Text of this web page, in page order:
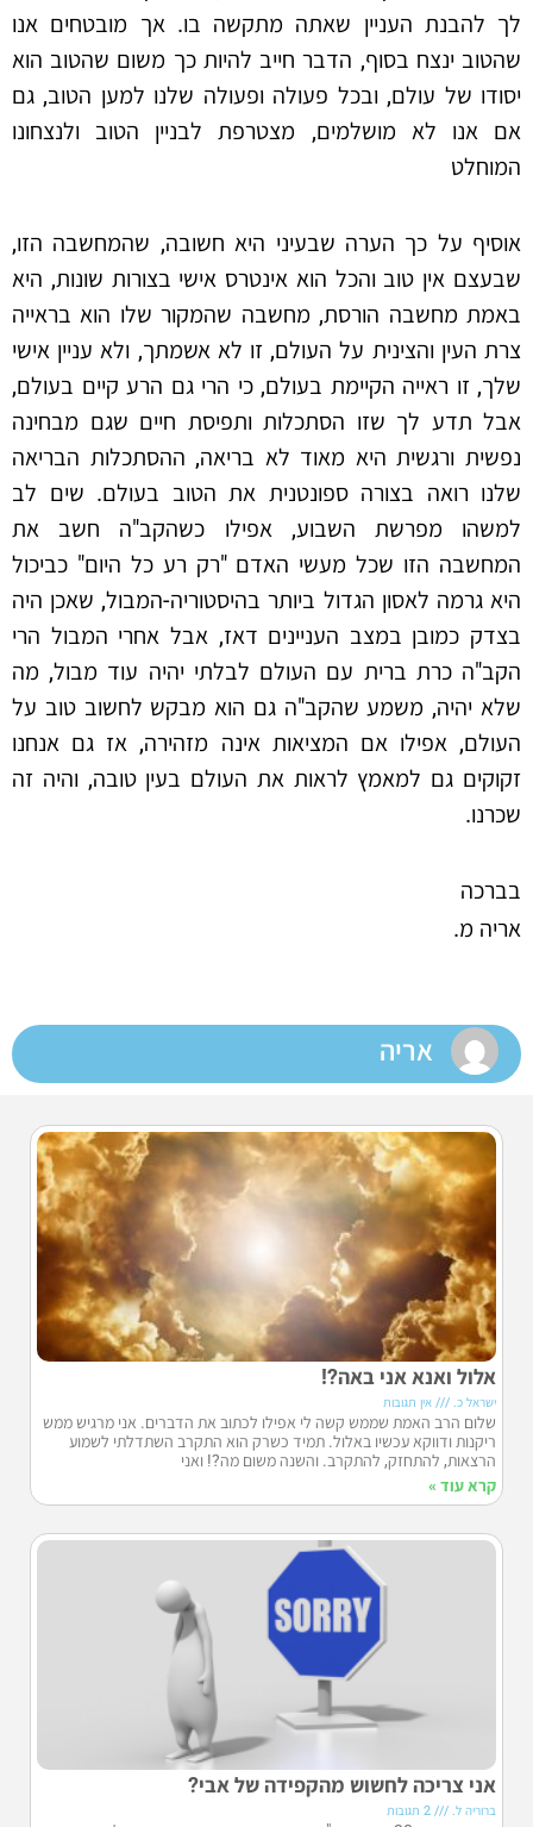
לך להבנת העניין שאתה מתקשה בו. אך מובטחים אנו
שהטוב ינצח בסוף, הדבר חייב להיות כך משום שהטוב הוא
יסודו של עולם, ובכל פעולה ופעולה שלנו למען הטוב, גם
אם אנו לא מושלמים, מצטרפת לבניין הטוב ולנצחונו
המוחלט
אוסיף על כך הערה שבעיני היא חשובה, שהמחשבה הזו,
שבעצם אין טוב והכל הוא אינטרס אישי בצורות שונות, היא
באמת מחשבה הורסת, מחשבה שהמקור שלו הוא בראייה
צרת העין והצינית על העולם, זו לא אשמתך, ולא עניין אישי
שלך, זו ראייה הקיימת בעולם, כי הרי גם הרע קיים בעולם,
אבל תדע לך שזו הסתכלות ותפיסת חיים שגם מבחינה
נפשית ורגשית היא מאוד לא בריאה, ההסתכלות הבריאה
שלנו רואה בצורה ספונטנית את הטוב בעולם. שים לב
למשהו מפרשת השבוע, אפילו כשהקב"ה חשב את
המחשבה הזו שכל מעשי האדם "רק רע כל היום" כביכול
היא גרמה לאסון הגדול ביותר בהיסטוריה-המבול, שאכן היה
בצדק כמובן במצב העניינים דאז, אבל אחרי המבול הרי
הקב"ה כרת ברית עם העולם לבלתי יהיה עוד מבול, מה
שלא יהיה, משמע שהקב"ה גם הוא מבקש לחשוב טוב על
העולם, אפילו אם המציאות אינה מזהירה, אז גם אנחנו
זקוקים גם למאמץ לראות את העולם בעין טובה, והיה זה
שכרנו.
בברכה
אריה מ.
אריה
אלול ואנא אני באה?!
ישראל כ. אין תגובות
שלום הרב האמת שממש קשה לי אפילו לכתוב את הדברים. אני מרגיש ממש
ריקנות ודווקא עכשיו באלול. תמיד כשרק הוא התקרב השתדלתי לשמוע
הרצאות, להתחזק, להתקרב. והשנה משום מה?! ואני
קרא עוד »
אני צריכה לחשוש מהקפידה של אבי?
ברוריה ל.